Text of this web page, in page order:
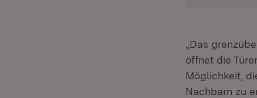
„Das
öffnet die
Möglichkeit,
Nachbarn zu